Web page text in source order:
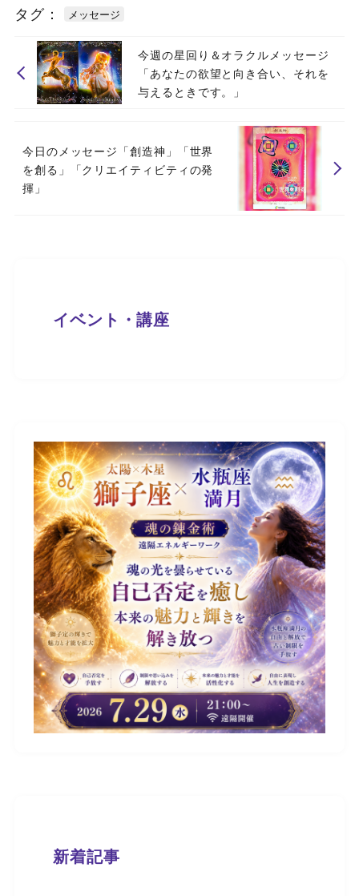
タグ： メッセージ
今週の星回り＆オラクルメッセージ
「あなたの欲望と向き合い、それを
与えるときです。」
今日のメッセージ「創造神」「世界
を創る」「クリエイティビティの発
揮」
イベント・講座
新着記事